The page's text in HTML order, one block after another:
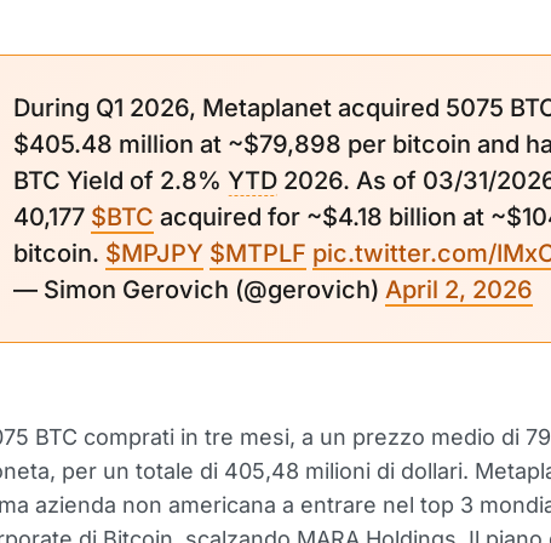
During Q1 2026, Metaplanet acquired 5075
$405.48 million at ~$79,898 per bitcoin and
BTC Yield of 2.8% YTD 2026. As of 03/31/
40,177 $BTC acquired for ~$4.18 billion at
bitcoin. $MPJPY $MTPLF pic.twitter.com/
— Simon Gerovich (@gerovich) April 2, 2026
BTC comprati in tre mesi, a un prezzo medio di
per un totale di 405,48 milioni di dollari.
azienda non americana a entrare nel top 3